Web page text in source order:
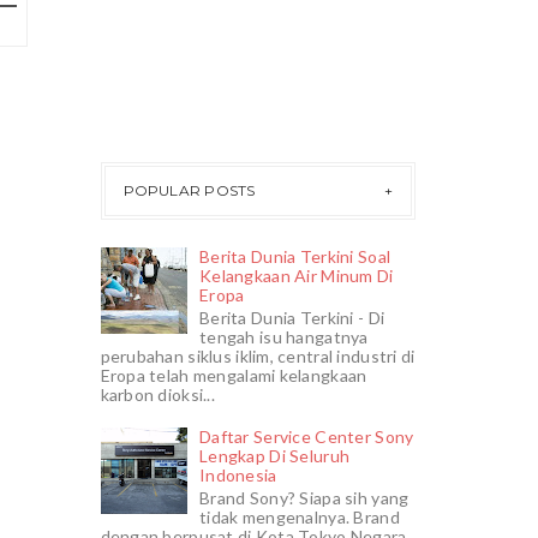
POPULAR POSTS
Berita Dunia Terkini Soal
Kelangkaan Air Minum Di
Eropa
Berita Dunia Terkini - Di
tengah isu hangatnya
perubahan siklus iklim, central industri di
Eropa telah mengalami kelangkaan
karbon dioksi...
Daftar Service Center Sony
Lengkap Di Seluruh
Indonesia
Brand Sony? Siapa sih yang
tidak mengenalnya. Brand